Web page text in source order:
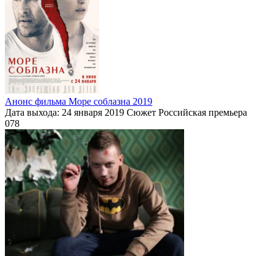
Анонс фильма Море соблазна 2019
Дата выхода: 24 января 2019 Сюжет Российская премьера
078